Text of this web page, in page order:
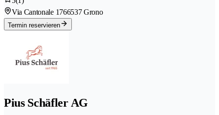
Via Cantonale 1766537 Grono
Termin reservieren
Pius Schäfler AG